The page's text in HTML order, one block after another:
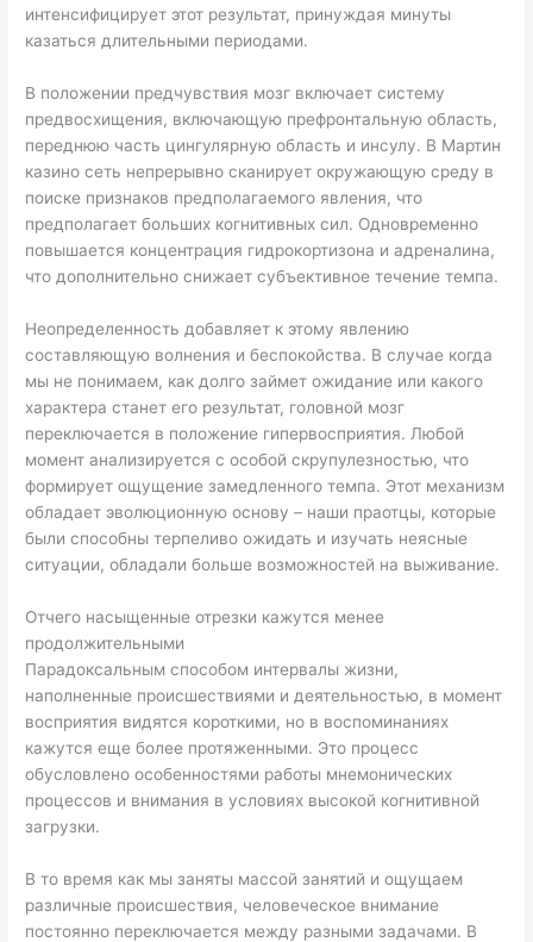
интенсифицирует этот результат, принуждая минуты
казаться длительными периодами.
В положении предчувствия мозг включает систему
предвосхищения, включающую префронтальную область,
переднюю часть цингулярную область и инсулу. В Мартин
казино сеть непрерывно сканирует окружающую среду в
поиске признаков предполагаемого явления, что
предполагает больших когнитивных сил. Одновременно
повышается концентрация гидрокортизона и адреналина,
что дополнительно снижает субъективное течение темпа.
Неопределенность добавляет к этому явлению
составляющую волнения и беспокойства. В случае когда
мы не понимаем, как долго займет ожидание или какого
характера станет его результат, головной мозг
переключается в положение гипервосприятия. Любой
момент анализируется с особой скрупулезностью, что
формирует ощущение замедленного темпа. Этот механизм
обладает эволюционную основу – наши праотцы, которые
были способны терпеливо ожидать и изучать неясные
ситуации, обладали больше возможностей на выживание.
Отчего насыщенные отрезки кажутся менее
продолжительными
Парадоксальным способом интервалы жизни,
наполненные происшествиями и деятельностью, в момент
восприятия видятся короткими, но в воспоминаниях
кажутся еще более протяженными. Это процесс
обусловлено особенностями работы мнемонических
процессов и внимания в условиях высокой когнитивной
загрузки.
В то время как мы заняты массой занятий и ощущаем
различные происшествия, человеческое внимание
постоянно переключается между разными задачами. В